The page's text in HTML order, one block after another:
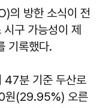
의 방한 소식이 전
구 가능성이 제
기록했다.
47분 기준 두산로
원(29.95%) 오른